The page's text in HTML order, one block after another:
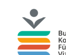
tartalomra